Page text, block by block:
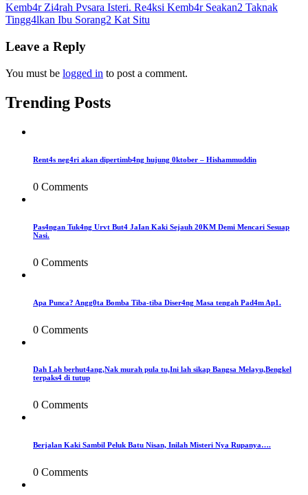
navigation
Kemb4r Zi4rah Pvsara Isteri. Re4ksi Kemb4r Seakan2 Taknak
Tingg4lkan Ibu Sorang2 Kat Situ
Leave a Reply
You must be logged in to post a comment.
Trending Posts
Rent4s neg4ri akan dipertimb4ng hujung 0ktober – Hishammuddin
0 Comments
Pas4ngan Tuk4ng Urvt But4 JaIan Kaki Sejauh 20KM Demi Mencari Sesuap
Nasi.
0 Comments
Apa Punca? Angg0ta Bomba Tiba-tiba Diser4ng Masa tengah Pad4m Ap1.
0 Comments
Dah Lah berhut4ang,Nak murah pula tu,Ini lah sikap Bangsa Melayu,Bengkel
terpaks4 di tutup
0 Comments
Berjalan Kaki Sambil Peluk Batu Nisan, Inilah Misteri Nya Rupanya….
0 Comments